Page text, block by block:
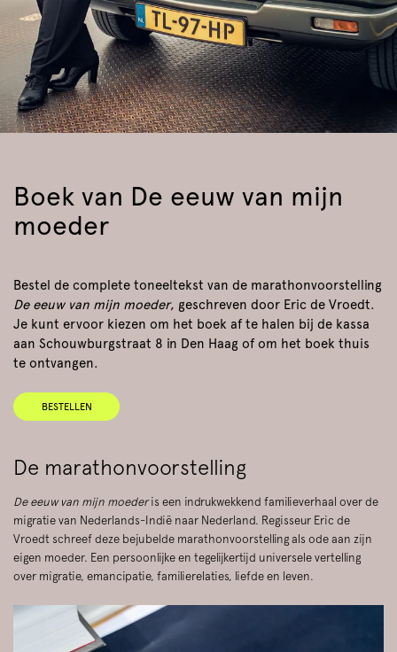
Boek van De eeuw van mijn
moeder
Bestel de complete toneeltekst van de marathonvoorstelling
De eeuw van mijn moeder, geschreven door Eric de Vroedt.
Je kunt ervoor kiezen om het boek af te halen bij de kassa
aan Schouwburgstraat 8 in Den Haag of om het boek thuis
te ontvangen.
BESTELLEN
De marathonvoorstelling
De eeuw van mijn moederis een indrukwekkend familieverhaal over de
migratie van Nederlands-Indië naar Nederland. Regisseur Eric de
Vroedt schreef deze bejubelde marathonvoorstelling als ode aan zijn
eigen moeder. Een persoonlijke en tegelijkertijd universele vertelling
over migratie, emancipatie, familierelaties, liefde en leven.